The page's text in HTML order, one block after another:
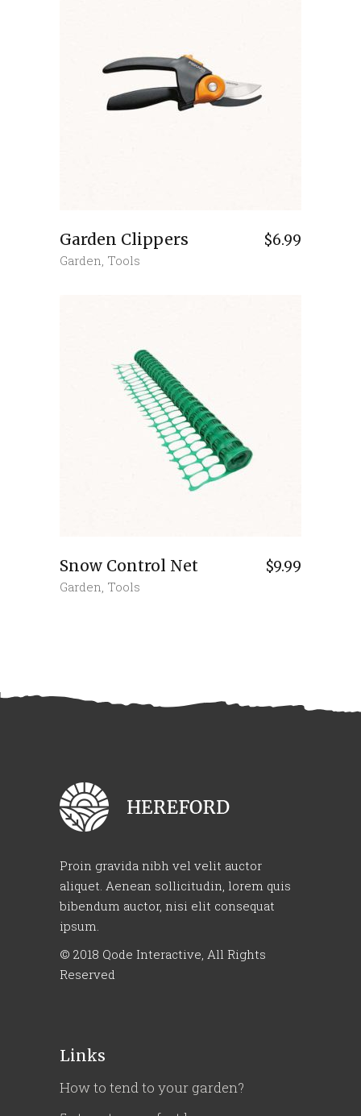
Garden Clippers $6.99
Garden Tools
Snow Control Net $9.99
Garden Tools
Proin gravida nibh vel velit auctor
aliquet. Aenean sollicitudin, lorem quis
bibendum auctor, nisi elit consequat
ipsum.
© 2018 Qode Interactive , All Rights
Reserved
Links
How to tend to your garden?